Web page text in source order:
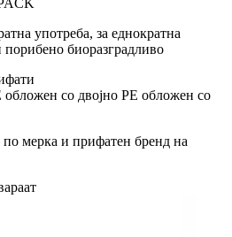
употреба, за еднократна
порибено биоразградливо
обложен со двојно PE обложен со
мерка и прифатен бренд на